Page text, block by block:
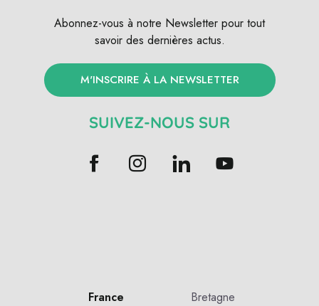
Abonnez-vous à notre Newsletter pour tout
savoir des dernières actus.
M'INSCRIRE À LA NEWSLETTER
SUIVEZ-NOUS SUR
France Bretagne